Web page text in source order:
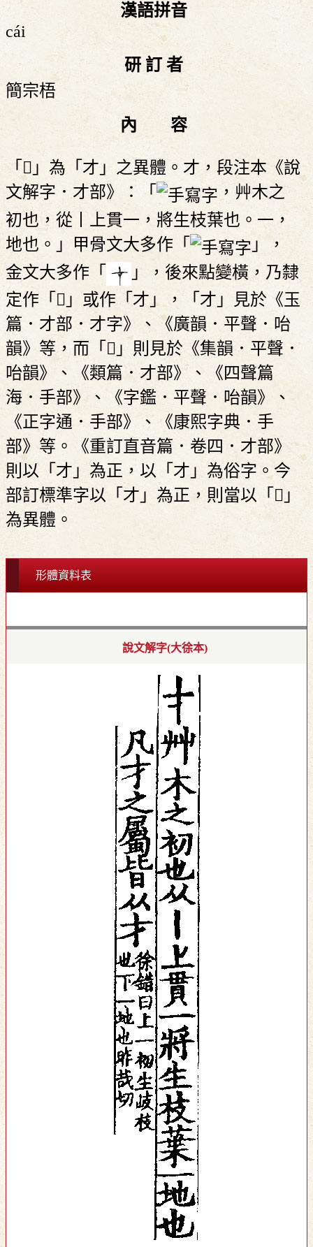
漢語拼音
cái
研 訂 者
簡宗梧
內 容
「󲌨」為「才」之異體。才，段注本《說
文解字．才部》：「
，艸木之
初也，從丨上貫一，將生枝葉也。一，
地也。」甲骨文大多作「
」，
金文大多作「
」，後來點變橫，乃隸
定作「󲌨」或作「才」，「才」見於《玉
篇．才部．才字》、《廣韻．平聲．咍
韻》等，而「󲌨」則見於《集韻．平聲．
咍韻》、《類篇．才部》、《四聲篇
海．手部》、《字鑑．平聲．咍韻》、
《正字通．手部》、《康熙字典．手
部》等。《重訂直音篇．卷四．才部》
則以「才」為正，以「才」為俗字。今
部訂標準字以「才」為正，則當以「󲌨」
為異體。
形體資料表
說文解字(大徐本)